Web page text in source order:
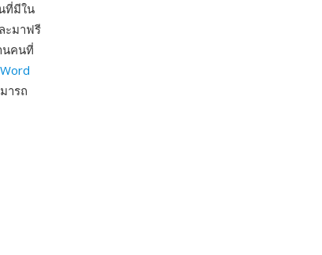
ที่มีใน
ะมาฟรี
นคนที่
Word
ารถ